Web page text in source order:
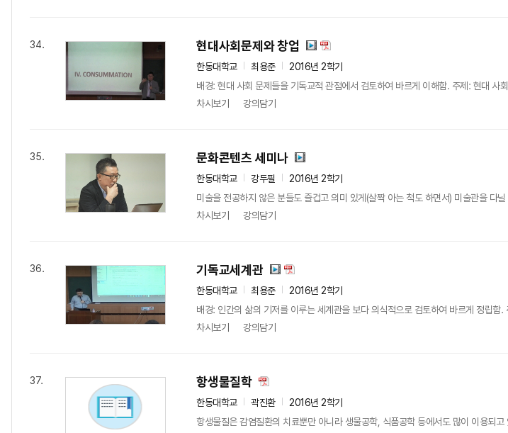
34. 현대사회문제와 창업
한동대학교 최용준
2016년 2학기
배경: 현대 사회 문제들을 기독교적 관점에서 검토하여 바르게 이해함. 주제: 현대
차시보기
강의담기
35. 문화콘텐츠 세미나
한동대학교 강두필
2016년 2학기
미술을 전공하지 않은 분들도 즐겁고 의미 있게(살짝 아는 척도 하면서) 미술관을 다
차시보기
강의담기
36. 기독교세계관
한동대학교 최용준
2016년 2학기
배경: 인간의 삶의 기저를 이루는 세계관을 보다 의식적으로 검토하여 바르게 정립
차시보기
강의담기
37. 항생물질학
한동대학교 곽진환
2016년 2학기
항생물질은 감염질환의 치료뿐만 아니라 생물공학, 식품공학 등에서도 많이 이용되